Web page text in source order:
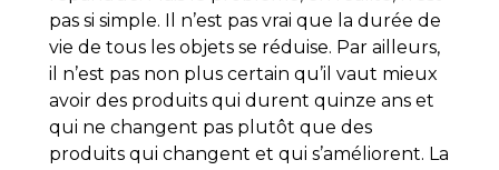
pas si simple. Il n’est pas vrai que la durée de
vie de tous les objets se réduise. Par ailleurs,
il n’est pas non plus certain qu’il vaut mieux
avoir des produits qui durent quinze ans et
qui ne changent pas plutôt que des
produits qui changent et qui s’améliorent. La